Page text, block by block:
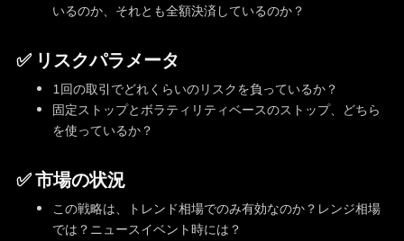
いるのか、それとも全額決済しているのか？
✅ リスクパラメータ
1回の取引でどれくらいのリスクを負っているか？
固定ストップとボラティリティベースのストップ、どちら
を使っているか？
✅ 市場の状況
この戦略は、トレンド相場でのみ有効なのか？レンジ相場
では？ニュースイベント時には？